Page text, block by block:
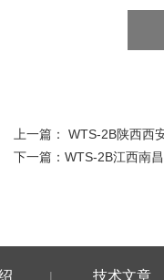
上一篇： WTS-2B陕西西
下一篇： WTS-2B江西南
| 技术文章